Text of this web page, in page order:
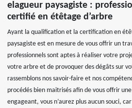
elagueur paysagiste :
certifié en étêtage d’arbre
Ayant la qualification et la certification en
paysagiste est en mesure de vous offrir un
professionnels sont aptes à réaliser votre
votre arbre et de provoquer des dégâts sur
rassemblons nos savoir-faire et nos
procédés bien maitrisés afin de vous offrir
engageant, vous n’aurez plus aucun souci,